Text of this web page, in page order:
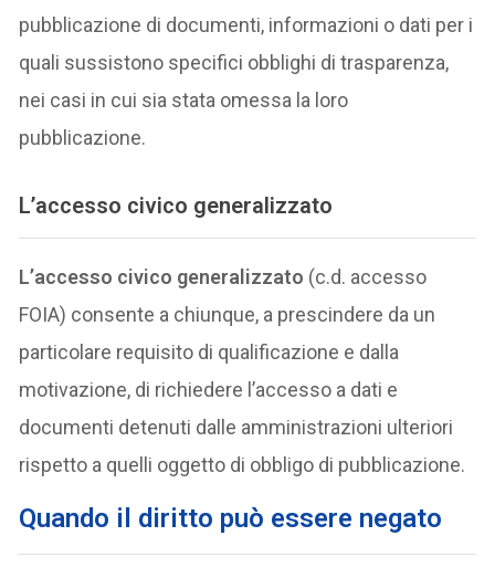
pubblicazione di documenti, informazioni o dati per i
quali sussistono specifici obblighi di trasparenza,
nei casi in cui sia stata omessa la loro
pubblicazione.
L’accesso civico generalizzato
L’accesso civico generalizzato (c.d. accesso
FOIA) consente a chiunque, a prescindere da un
particolare requisito di qualificazione e dalla
motivazione, di richiedere l’accesso a dati e
documenti detenuti dalle amministrazioni ulteriori
rispetto a quelli oggetto di obbligo di pubblicazione.
Quando il diritto può essere negato